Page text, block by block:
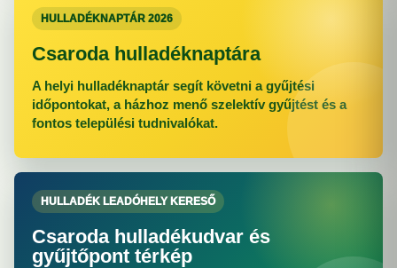
HULLADÉKNAPTÁR 2026
Csaroda hulladéknaptára
A helyi hulladéknaptár segít követni a gyűjtési
időpontokat, a házhoz menő szelektív gyűjtést és a
fontos települési tudnivalókat.
HULLADÉK LEADÓHELY KERESŐ
Csaroda hulladékudvar és
gyűjtőpont térkép